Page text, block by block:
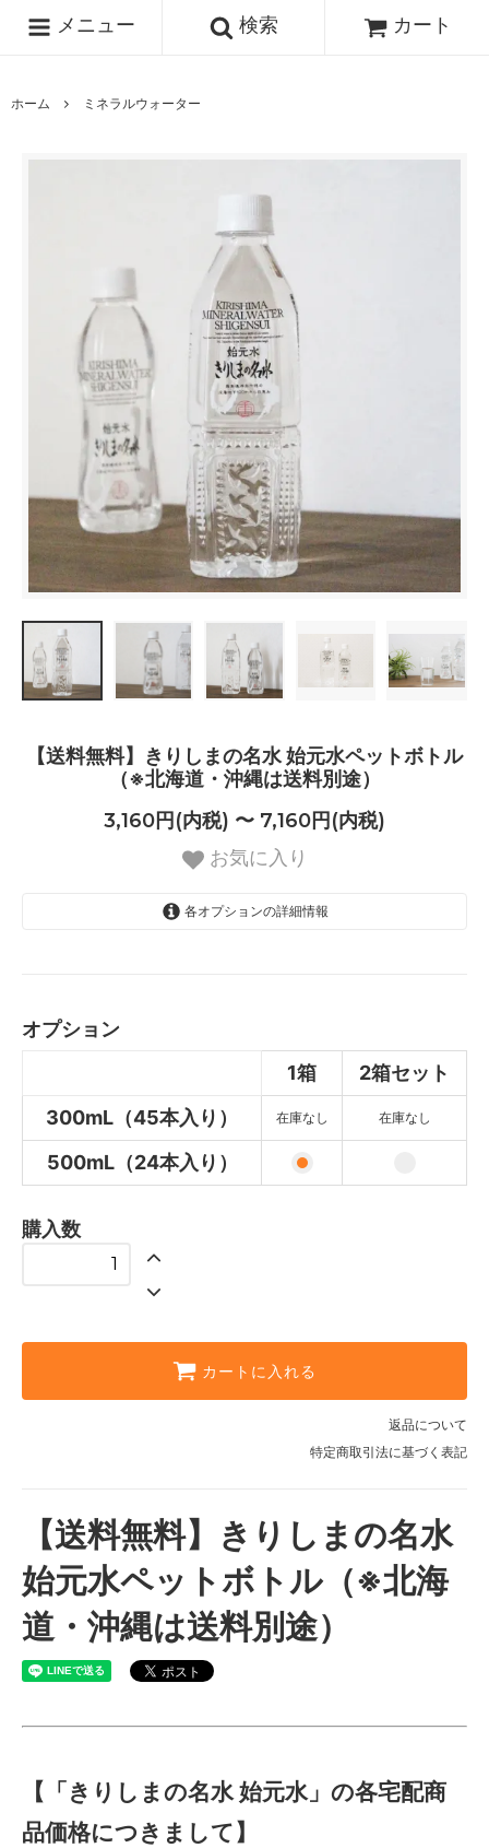
メニュー 検索 カート
ホーム ミネラルウォーター
【送料無料】きりしまの名水 始元水ペットボトル
（※北海道・沖縄は送料別途）
3,160円(内税) 〜 7,160円(内税)
お気に入り
各オプションの詳細情報
500mL（24本入り）
3,160円(内税)
7,160円(内税)
SOLD OUT
オプション
1箱
2箱セット
300mL（45本入り）
在庫なし 在庫なし
500mL（24本入り）
購入数
カートに入れる
返品について
特定商取引法に基づく表記
【送料無料】きりしまの名水
始元水ペットボトル（※北海
道・沖縄は送料別途）
【「きりしまの名水 始元水」の各宅配商
品価格につきまして】